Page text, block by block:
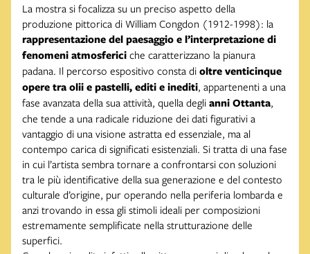
La mostra si focalizza su un preciso aspetto della
produzione pittorica di William Congdon (1912-1998): la
rappresentazione del paesaggio e l’interpretazione di
fenomeni atmosferici che caratterizzano la pianura
padana. Il percorso espositivo consta di oltre venticinque
opere tra olii e pastelli, editi e inediti, appartenenti a una
fase avanzata della sua attività, quella degli anni Ottanta,
che tende a una radicale riduzione dei dati figurativi a
vantaggio di una visione astratta ed essenziale, ma al
contempo carica di significati esistenziali. Si tratta di una fase
in cui l’artista sembra tornare a confrontarsi con soluzioni
tra le più identificative della sua generazione e del contesto
culturale d’origine, pur operando nella periferia lombarda e
anzi trovando in essa gli stimoli ideali per composizioni
estremamente semplificate nella strutturazione delle
superfici.